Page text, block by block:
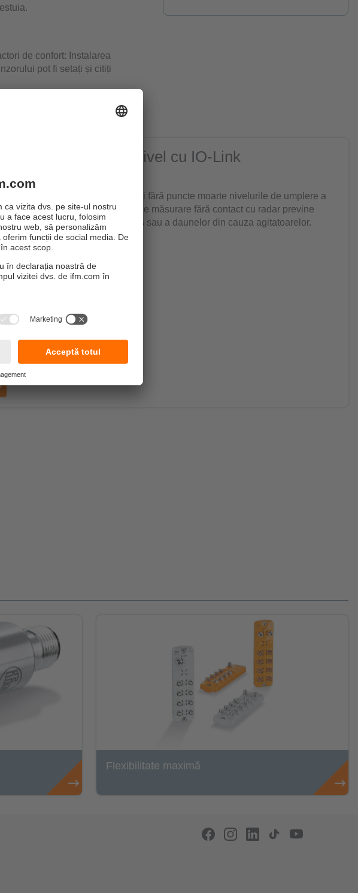
de confort: Instalarea
pot fi setați și citiți
radar pentru nivel cu IO-Link
rezervoarelor mari
pot fi monitorizate cu precizie și fără puncte moarte nivelurile de umplere a
de până la 10 metri. Principiul de măsurare fără contact cu radar previne
aderenţei agentului vâscos sau a daunelor din cauza agitatoarelor.
Flexibilitate maximă